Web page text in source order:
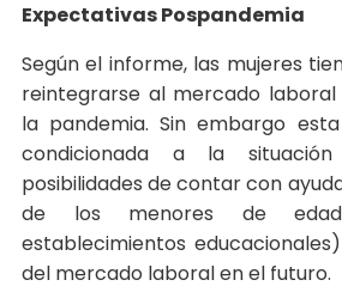
Expectativas Pospandemia
Según el informe, las mujeres
reintegrarse al mercado laboral
la pandemia. Sin embargo
condicionada a la
posibilidades de contar con
de los menores de
establecimientos
del mercado laboral en el futuro.